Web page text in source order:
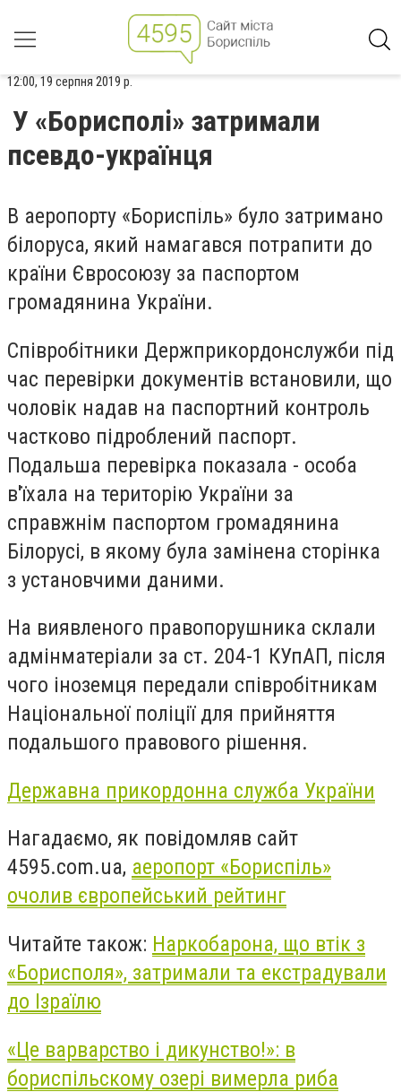
12:00, 19 серпня 2019 р.
У «Борисполі» затримали
псевдо-українця
В аеропорту «Бориспіль» було затримано
білоруса, який намагався потрапити до
країни Євросоюзу за паспортом
громадянина України.
Співробітники Держприкордонслужби під
час перевірки документів встановили, що
чоловік надав на паспортний контроль
частково підроблений паспорт.
Подальша перевірка показала - особа
в'їхала на територію України за
справжнім паспортом громадянина
Білорусі, в якому була замінена сторінка
з установчими даними.
На виявленого правопорушника склали
адмінматеріали за ст. 204-1 КУпАП, після
чого іноземця передали співробітникам
Національної поліції для прийняття
подальшого правового рішення.
Державна прикордонна служба України
Нагадаємо, як повідомляв сайт
4595.com.ua, аеропорт «Бориспіль»
очолив європейський рейтинг
Читайте також: Наркобарона, що втік з
«Борисполя», затримали та екстрадували
до Ізраїлю
«Це варварство і дикунство!»: в
бориспільскому озері вимерла риба